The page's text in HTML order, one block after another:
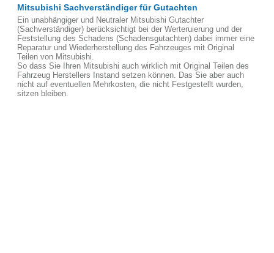
Mitsubishi Sachverständiger für Gutachten
Ein unabhängiger und Neutraler Mitsubishi Gutachter
(Sachverständiger) berücksichtigt bei der Werteruierung und der
Feststellung des Schadens (Schadensgutachten) dabei immer eine
Reparatur und Wiederherstellung des Fahrzeuges mit Original
Teilen von Mitsubishi.
So dass Sie Ihren Mitsubishi auch wirklich mit Original Teilen des
Fahrzeug Herstellers Instand setzen können. Das Sie aber auch
nicht auf eventuellen Mehrkosten, die nicht Festgestellt wurden,
sitzen bleiben.